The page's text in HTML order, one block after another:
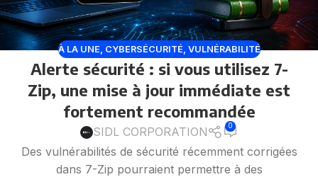
À LA UNE CYBERSÉCURITÉ VULNÉRABILITÉ
Alerte sécurité : si vous utilisez 7-
Zip, une mise à jour immédiate est
fortement recommandée
SIDL CORPORATION 0
Des vulnérabilités de sécurité récemment corrigées
dans 7-Zip pourraient permettre à des